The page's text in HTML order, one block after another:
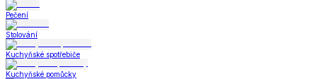
Pečení
Stolování
Kuchyňské spotřebiče
Kuchyňské pomůcky